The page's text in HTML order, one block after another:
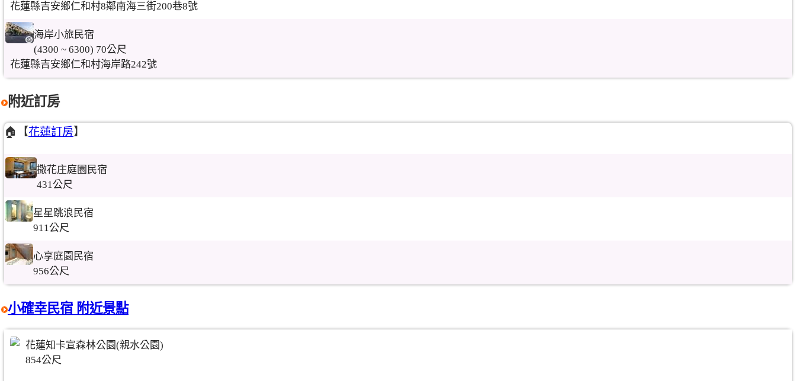
花蓮縣吉安鄉仁和村8鄰南海三街200巷8號
海岸小旅民宿
(4300 ~ 6300) 70公尺
花蓮縣吉安鄉仁和村海岸路242號
附近訂房
🏠【花蓮訂房】
撒花庄庭園民宿
431公尺
星星跳浪民宿
911公尺
心享庭園民宿
956公尺
小確幸民宿 附近景點
花蓮知卡宣森林公園(親水公園)
854公尺